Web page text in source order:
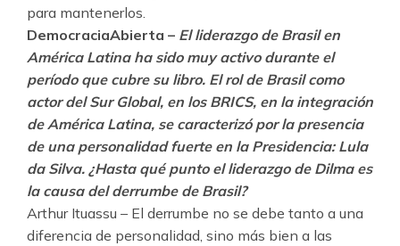
para mantenerlos.
DemocraciaAbierta – El liderazgo de Brasil en
América Latina ha sido muy activo durante el
período que cubre su libro. El rol de Brasil como
actor del Sur Global, en los BRICS, en la integración
de América Latina, se caracterizó por la presencia
de una personalidad fuerte en la Presidencia: Lula
da Silva. ¿Hasta qué punto el liderazgo de Dilma es
la causa del derrumbe de Brasil?
Arthur Ituassu – El derrumbe no se debe tanto a una
diferencia de personalidad, sino más bien a las